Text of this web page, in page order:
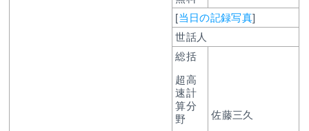
[当日の記録写真]
世話人
総括
超高
速計
算分
野
佐藤三久